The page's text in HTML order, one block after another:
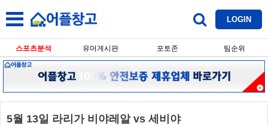
LOGIN
스포츠분석 유머게시판 포토존 팀순위
5월 13일 라리가 비야레알 vs 세비야